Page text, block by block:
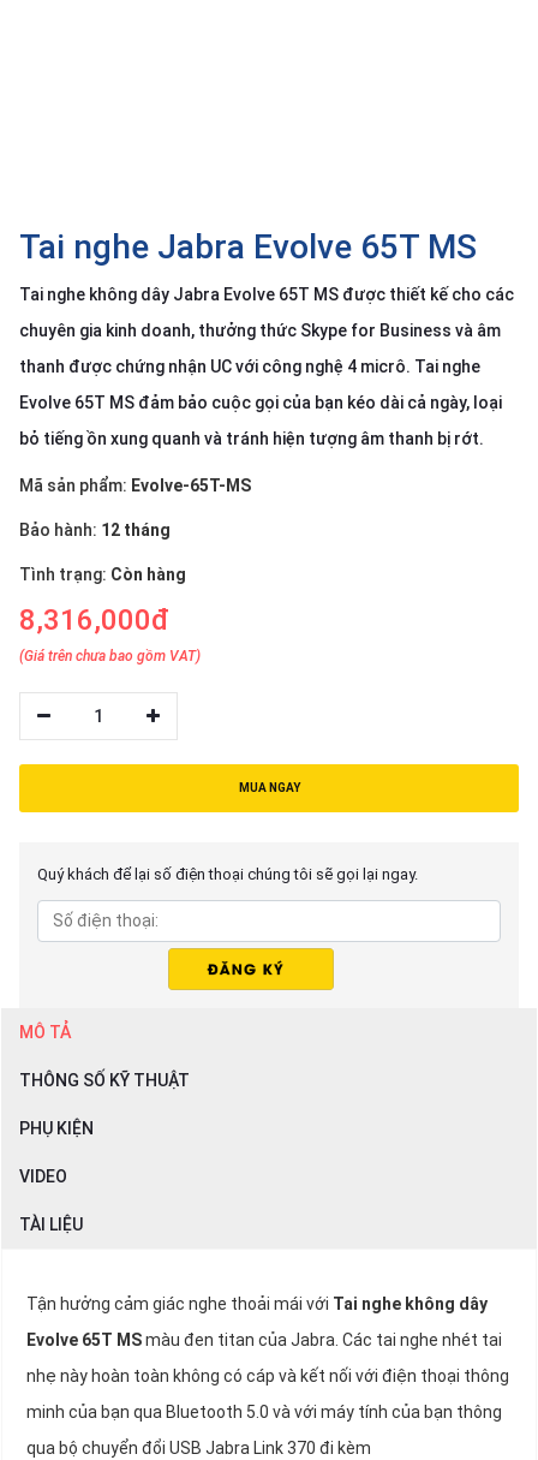
Tai nghe Jabra Evolve 65T MS
Tai nghe không dây Jabra Evolve 65T MS được thiết kế cho các
chuyên gia kinh doanh, thưởng thức Skype for Business và âm
thanh được chứng nhận UC với công nghệ 4 micrô. Tai nghe
Evolve 65T MS đảm bảo cuộc gọi của bạn kéo dài cả ngày, loại
bỏ tiếng ồn xung quanh và tránh hiện tượng âm thanh bị rớt.
Mã sản phẩm: Evolve-65T-MS
Bảo hành: 12 tháng
Tình trạng: Còn hàng
8,316,000đ
(Giá trên chưa bao gồm VAT)
1
MUA NGAY
Quý khách để lại số điện thoại chúng tôi sẽ gọi lại ngay.
MÔ TẢ
THÔNG SỐ KỸ THUẬT
PHỤ KIỆN
VIDEO
TÀI LIỆU
Tận hưởng cảm giác nghe thoải mái với Tai nghe không dây
Evolve 65T MSmàu đen titan của Jabra. Các tai nghe nhét tai
nhẹ này hoàn toàn không có cáp và kết nối với điện thoại thông
minh của bạn qua Bluetooth 5.0 và với máy tính của bạn thông
qua bộ chuyển đổi USB Jabra Link 370 đi kèm
pháp
vụ
Hỗ
trợ
Tin
hệ
Giới
NGỮ
Tiếng
việt